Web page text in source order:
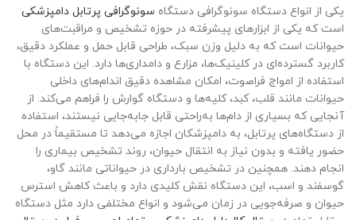
یکی از انواع دستگاه سونوگرافی دستگاه سونوگرافی پرتابل دامپزشکی
است که یکی از ابزارهای پیشرفته در حوزه تشخیص و مراقبت‌های
حیوانات است که به دلیل وزن سبک، طراحی قابل حمل و عملکرد دقیق،
کاربرد گسترده‌ای در کلینیک‌ها، مزارع و دامداری‌ها دارد. این دستگاه با
استفاده از امواج فراصوت، امکان مشاهده دقیق اندام‌های داخلی
حیوانات مانند قلب، کبد، کلیه‌ها و دستگاه گوارش را فراهم می‌کند. از
آنجایی که بسیاری از دام‌ها به‌راحتی قابل جابه‌جایی نیستند، استفاده
از دستگاه‌های پرتابل، به دامپزشکان اجازه می‌دهد تا مستقیماً در محل
حضور یافته و بدون نیاز به انتقال حیوان، روند تشخیص بیماری را
انجام دهند. همچنین در تشخیص بارداری در حیواناتی مانند گاو،
گوسفند و اسب، این دستگاه نقش کلیدی دارد و باعث کاهش استرس
حیوان و صرفه‌جویی در زمان می‌شود و انواع مختلفی دارد مثل دستگاه